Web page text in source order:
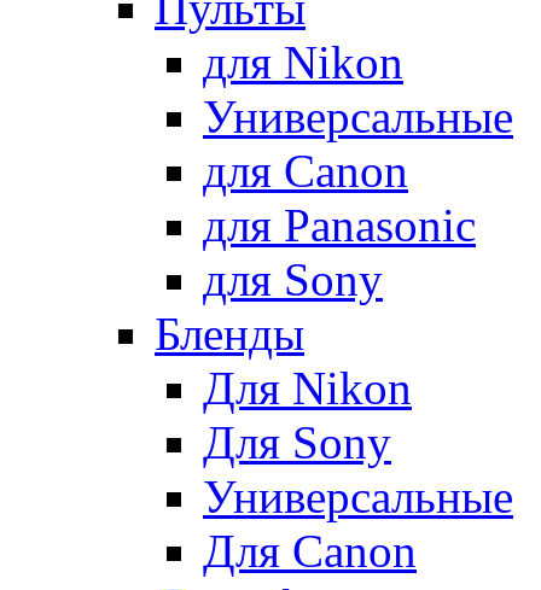
для Nikon
Универсальные
для Canon
для Panasonic
для Sony
Бленды
Для Nikon
Для Sony
Универсальные
Для Canon